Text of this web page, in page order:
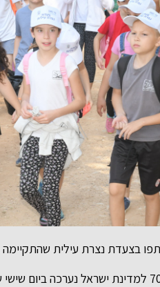
צעדת נצרת עילית בסימן 70 למדינת